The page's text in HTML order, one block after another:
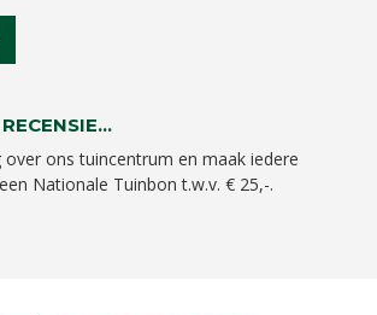
ons tuincentrum en maak iedere
Nationale Tuinbon t.w.v. € 25,-.